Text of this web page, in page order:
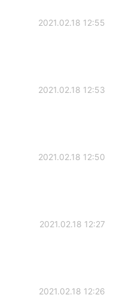
2021.02.18 12:55
2021.02.18 12:53
2021.02.18 12:50
2021.02.18 12:27
2021.02.18 12:26